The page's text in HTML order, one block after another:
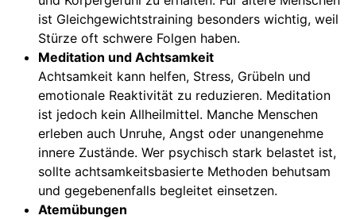
ist Gleichgewichtstraining besonders wichtig, weil
Stürze oft schwere Folgen haben.
Meditation und Achtsamkeit
Achtsamkeit kann helfen, Stress, Grübeln und
emotionale Reaktivität zu reduzieren. Meditation
ist jedoch kein Allheilmittel. Manche Menschen
erleben auch Unruhe, Angst oder unangenehme
innere Zustände. Wer psychisch stark belastet ist,
sollte achtsamkeitsbasierte Methoden behutsam
und gegebenenfalls begleitet einsetzen.
Atemübungen